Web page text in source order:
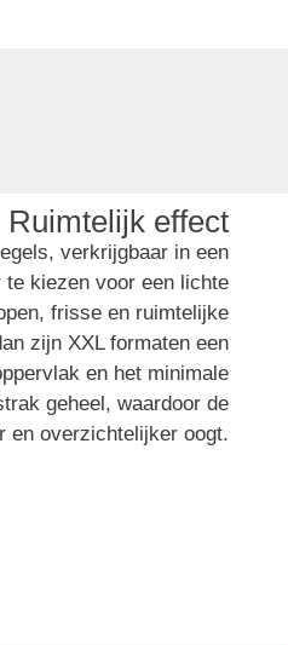
Ruimtelijk effect
verkrijgbaar in een
te kiezen voor een lichte
frisse en ruimtelijke
zijn XXL formaten een
en het minimale
geheel, waardoor de
en overzichtelijker oogt.